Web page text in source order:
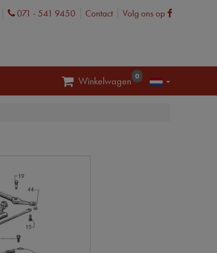
Phone
071 - 541 9450 Contact Volg ons op Facebook
Winkelwagen 0